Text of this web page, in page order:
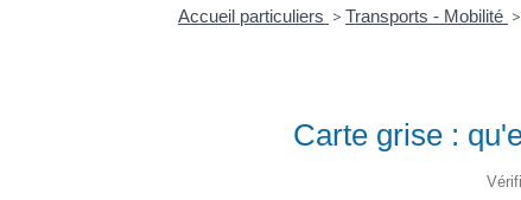
Accueil particuliers > Transports - Mobilité >
Carte grise :